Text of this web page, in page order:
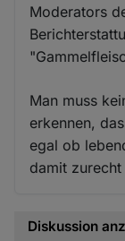
Moderators
Man muss
erkennen,
egal ob
damit
Diskussion